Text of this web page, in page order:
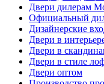
Двери дилерам
Официальный
Дизайнерские
Двери в
Двери в
Двери в стиле
Двери оптом